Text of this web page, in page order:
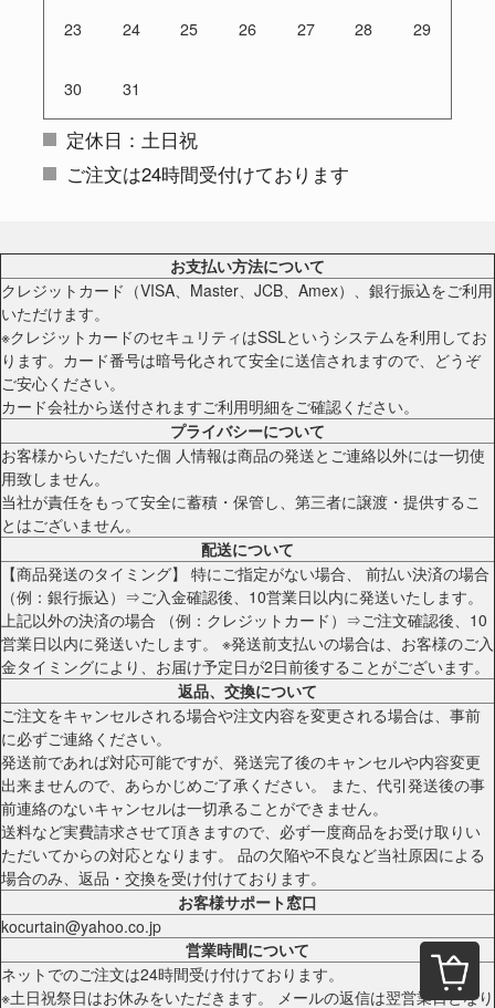
23 24 25 26 27 28 29
30 31
定休日：土日祝
ご注文は24時間受付けております
お支払い方法について
クレジットカード（VISA、Master、JCB、Amex）、銀行振込をご利用
いただけます。
※クレジットカードのセキュリティはSSLというシステムを利用してお
ります。カード番号は暗号化されて安全に送信されますので、どうぞ
ご安心ください。
カード会社から送付されますご利用明細をご確認ください。
プライバシーについて
お客様からいただいた個 人情報は商品の発送とご連絡以外には一切使
用致しません。
当社が責任をもって安全に蓄積・保管し、第三者に譲渡・提供するこ
とはございません。
配送について
【商品発送のタイミング】 特にご指定がない場合、 前払い決済の場合
（例：銀行振込）⇒ご入金確認後、10営業日以内に発送いたします。
上記以外の決済の場合 （例：クレジットカード）⇒ご注文確認後、10
営業日以内に発送いたします。 ※発送前支払いの場合は、お客様のご入
金タイミングにより、お届け予定日が2日前後することがございます。
返品、交換について
ご注文をキャンセルされる場合や注文内容を変更される場合は、事前
に必ずご連絡ください。
発送前であれば対応可能ですが、発送完了後のキャンセルや内容変更
出来ませんので、あらかじめご了承ください。 また、代引発送後の事
前連絡のないキャンセルは一切承ることができません。
送料など実費請求させて頂きますので、必ず一度商品をお受け取りい
ただいてからの対応となります。 品の欠陥や不良など当社原因による
場合のみ、返品・交換を受け付けております。
お客様サポート窓口
kocurtain@yahoo.co.jp
営業時間について
ネットでのご注文は24時間受け付けております。
※土日祝祭日はお休みをいただきます。 メールの返信は翌営業日となり